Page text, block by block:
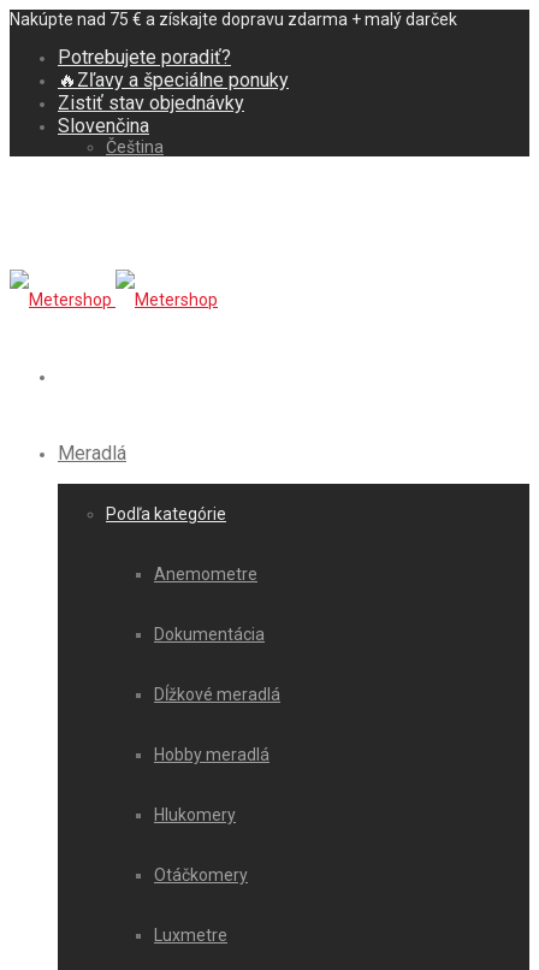
Nakúpte nad 75 € a získajte dopravu zdarma + malý darček
Potrebujete poradiť?
🔥Zľavy a špeciálne ponuky
Zistiť stav objednávky
Slovenčina
Čeština
Meradlá
Podľa kategórie
Anemometre
Dokumentácia
Dĺžkové meradlá
Hobby meradlá
Hlukomery
Otáčkomery
Luxmetre